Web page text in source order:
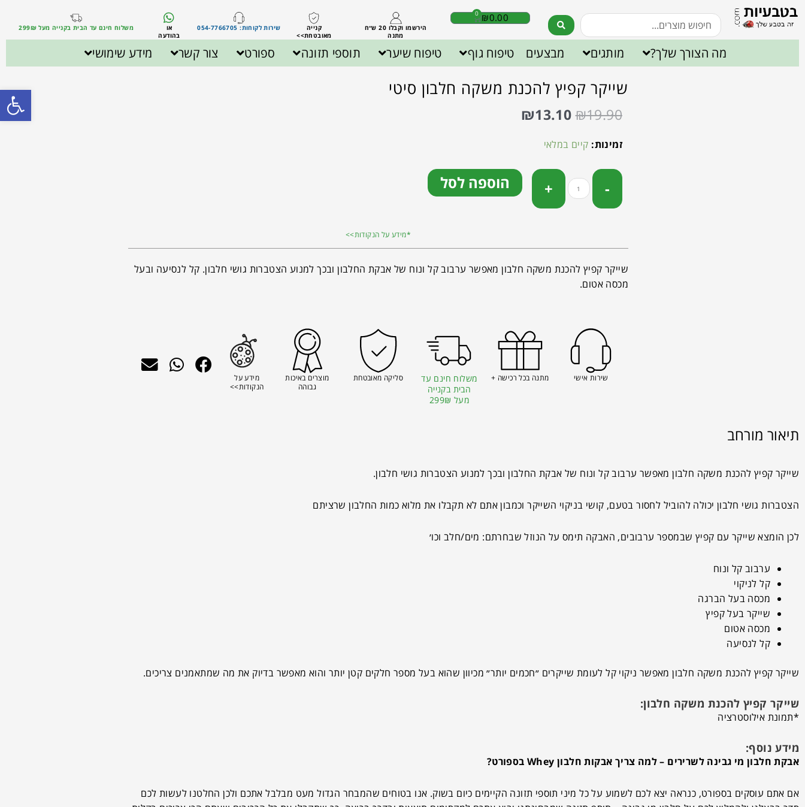
₪0.00
0
הירשמו וקבלו 20 ש״ח
מתנה
קנייה
מאובטחת>>
שירות לקוחות: 054-7766705
או
בהודעה
משלוח חינם עד הבית בקנייה מעל 299₪
מה הצורך שלך? מותגים מבצעים טיפוח גוף טיפוח שיער תוספי תזונה ספורט צור קשר מידע שימושי
שייקר קפיץ להכנת משקה חלבון סיטי
₪19.90
₪13.10
זמינות: קיים במלאי
הוספה לסל
*מידע על הנקודות>>
שייקר קפיץ להכנת משקה חלבון מאפשר ערבוב קל ונוח של אבקת החלבון ובכך למנוע הצטברות גושי חלבון. קל לנסיעה ובעל
מכסה אטום.
שירות אישי מתנה בכל רכישה +
משלוח חינם עד
הבית בקנייה
מעל 299₪
סליקה מאובטחת
מוצרים באיכות
גבוהה
מידע על
הנקודות>>
תיאור מורחב
שייקר קפיץ להכנת משקה חלבון מאפשר ערבוב קל ונוח של אבקת החלבון ובכך למנוע הצטברות גושי חלבון.
הצטברות גושי חלבון יכולה להוביל לחסור בטעם, קושי בניקוי השייקר וכמבון אתם לא תקבלו את מלוא כמות החלבון שרציתם
לכן הומצא שייקר עם קפיץ שבמספר ערבובים, האבקה תימס על הנוזל שבחרתם: מים/חלב וכו׳
ערבוב קל ונוח
קל לניקוי
מכסה בעל הברגה
שייקר בעל קפיץ
מכסה אטום
קל לנסיעה
שייקר קפיץ להכנת משקה חלבון מאפשר ניקוי קל לעומת שייקרים ״חכמים יותר״ מכיוון שהוא בעל מספר חלקים קטן יותר והוא מאפשר בדיוק את מה שמתאמנים צריכים.
שייקר קפיץ להכנת משקה חלבון:
*תמונת אילוסטרציה
מידע נוסף:
אבקת חלבון מי גבינה לשרירים –למה צריך אבקות חלבון Whey בספורט?
אם אתם עוסקים בספורט, כנראה יצא לכם לשמוע על כל מיני תוספי תזונה הקיימים כיום בשוק. אנו בטוחים שהמבחר הגדול מעט מבלבל אתכם ולכן החלטנו לעשות לכם
פתח